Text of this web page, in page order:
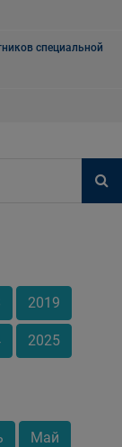
специальной
2019
2025
Май